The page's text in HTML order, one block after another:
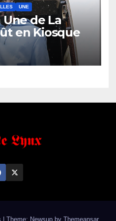
UNE
de La
en Kiosque
Theme: Newsup by Themeansar.